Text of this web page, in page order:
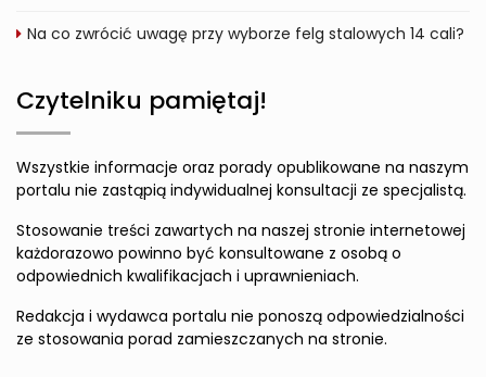
Na co zwrócić uwagę przy wyborze felg stalowych 14 cali?
Czytelniku pamiętaj!
Wszystkie informacje oraz porady opublikowane na naszym
portalu nie zastąpią indywidualnej konsultacji ze specjalistą.
Stosowanie treści zawartych na naszej stronie internetowej
każdorazowo powinno być konsultowane z osobą o
odpowiednich kwalifikacjach i uprawnieniach.
Redakcja i wydawca portalu nie ponoszą odpowiedzialności
ze stosowania porad zamieszczanych na stronie.